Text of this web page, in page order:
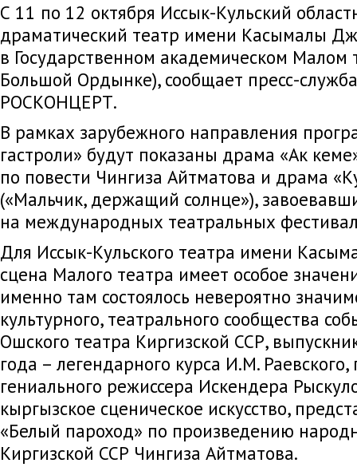
С 11 по 12 октября Иссык-Кульский
драматический театр имени Касымалы
в Государственном академическом Малом
Большой Ордынке), сообщает пресс-
РОСКОНЦЕРТ.
В рамках зарубежного направления
гастроли» будут показаны драма «Ак
по повести Чингиза Айтматова и драма
(«Мальчик, держащий солнце»),
на международных театральных
Для Иссык-Кульского театра имени
сцена Малого театра имеет особое
именно там состоялось невероятно
культурного, театрального сообщества
Ошского театра Киргизской ССР,
года – легендарного курса И.М.
гениального режиссера Искендера
кыргызское сценическое искусство,
«Белый пароход» по произведению
Киргизской ССР Чингиза Айтматова.